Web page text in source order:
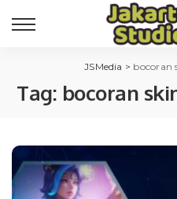
JSMedia > bocoran
Tag: bocoran